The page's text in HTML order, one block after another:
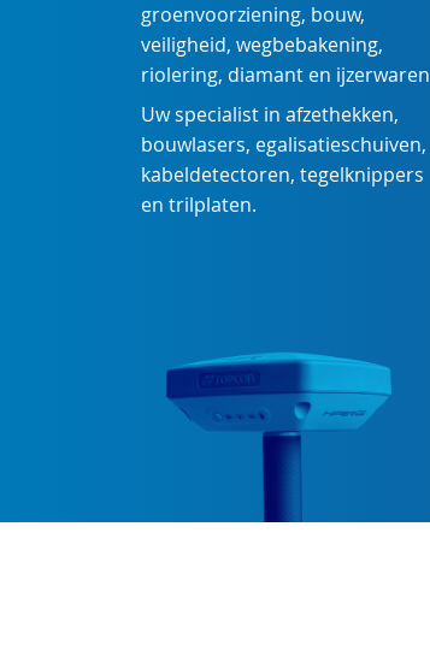
groenvoorziening, bouw,
veiligheid, wegbebakening,
riolering, diamant en ijzerwaren
Uw specialist in afzethekken,
bouwlasers, egalisatieschuiven,
kabeldetectoren, tegelknippers
en trilplaten.